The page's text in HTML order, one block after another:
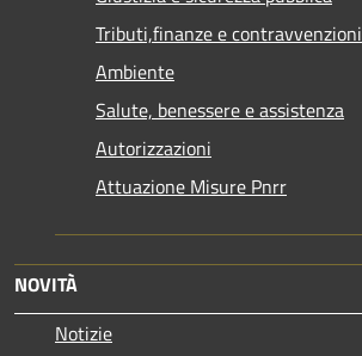
Tributi,finanze e contravvenzioni
Ambiente
Salute, benessere e assistenza
Autorizzazioni
Attuazione Misure Pnrr
NOVITÀ
Notizie